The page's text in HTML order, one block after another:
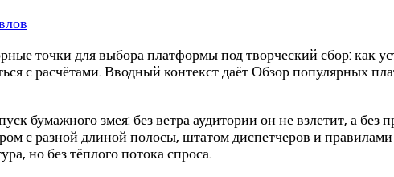
точки для выбора платформы под творческий сбор:
с расчётами. Вводный контекст даёт Обзор популярных
бумажного змея: без ветра аудитории он не взлетит, а
с разной длиной полосы, штатом диспетчеров и
но без тёплого потока спроса.